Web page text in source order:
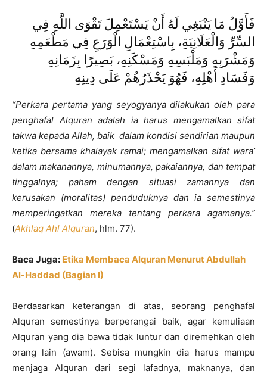
فَأَوَّلُ مَا يَنْبَغِي لَهُ أَنْ يَسْتَعْمِلَ تَقْوَى اللَّهِ فِي
السِّرِّ وَالْعَلَانِيَةِ، بِاسْتِعْمَالِ الْوَرَعِ فِي مَطْعَمِهِ
وَمَشْرَبِهِ وَمَلْبَسِهِ وَمَسْكَنِهِ، بَصِيرًا بِزَمَانِهِ
وَفَسَادِ أَهْلِهِ، فَهُوَ يَحْذَرُهُمْ عَلَى دِينِهِ
“Perkara pertama yang seyogyanya dilakukan oleh para
penghafal Alquran adalah ia harus mengamalkan sifat
takwa kepada Allah, baik dalam kondisi sendirian maupun
ketika bersama khalayak ramai; mengamalkan sifat wara’
dalam makanannya, minumannya, pakaiannya, dan tempat
tinggalnya; paham dengan situasi zamannya dan
kerusakan (moralitas) penduduknya dan ia semestinya
memperingatkan mereka tentang perkara agamanya.”
(Akhlaq Ahl Alquran, hlm. 77).
Baca Juga: Etika Membaca Alquran Menurut Abdullah
Al-Haddad (Bagian I)
Berdasarkan keterangan di atas, seorang penghafal
Alquran semestinya berperangai baik, agar kemuliaan
Alquran yang dia bawa tidak luntur dan diremehkan oleh
orang lain (awam). Sebisa mungkin dia harus mampu
menjaga Alquran dari segi lafadnya, maknanya, dan